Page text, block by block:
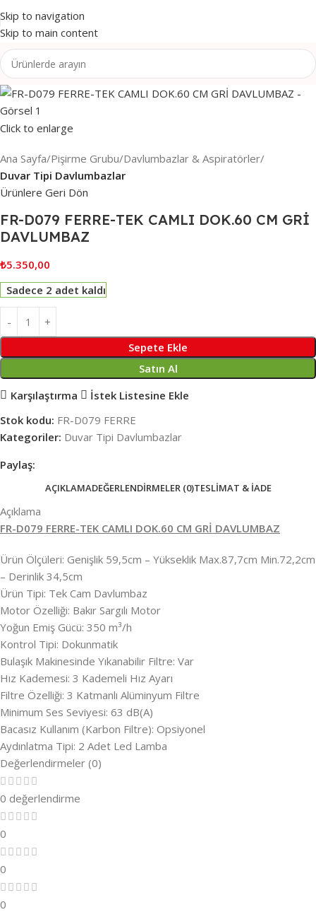
Skip to navigation
Skip to main content
Click to enlarge
Ana Sayfa Pişirme Grubu Davlumbazlar & Aspiratörler
Duvar Tipi Davlumbazlar
Ürünlere Geri Dön
FR-D079 FERRE-TEK CAMLI DOK.60 CM GRİ
DAVLUMBAZ
₺5.350,00
Sadece 2 adet kaldı
Sepete Ekle
Satın Al
Karşılaştırma
İstek Listesine Ekle
Stok kodu: FR-D079 FERRE
Kategoriler: Duvar Tipi Davlumbazlar
Paylaş:
AÇIKLAMADEĞERLENDIRMELER (0)TESLIMAT & İADE
Açıklama
FR-D079 FERRE-TEK CAMLI DOK.60 CM GRİ DAVLUMBAZ
Ürün Ölçüleri: Genişlik 59,5cm – Yükseklik Max.87,7cm Min.72,2cm
– Derinlik 34,5cm
Ürün Tipi: Tek Cam Davlumbaz
Motor Özelliği: Bakır Sargılı Motor
Yoğun Emiş Gücü: 350 m³/h
Kontrol Tipi: Dokunmatik
Bulaşık Makinesinde Yıkanabilir Filtre: Var
Hız Kademesi: 3 Kademeli Hız Ayarı
Filtre Özelliği: 3 Katmanlı Alüminyum Filtre
Minimum Ses Seviyesi: 63 dB(A)
Bacasız Kullanım (Karbon Filtre): Opsiyonel
Aydınlatma Tipi: 2 Adet Led Lamba
Değerlendirmeler (0)
0 değerlendirme
0
0
0